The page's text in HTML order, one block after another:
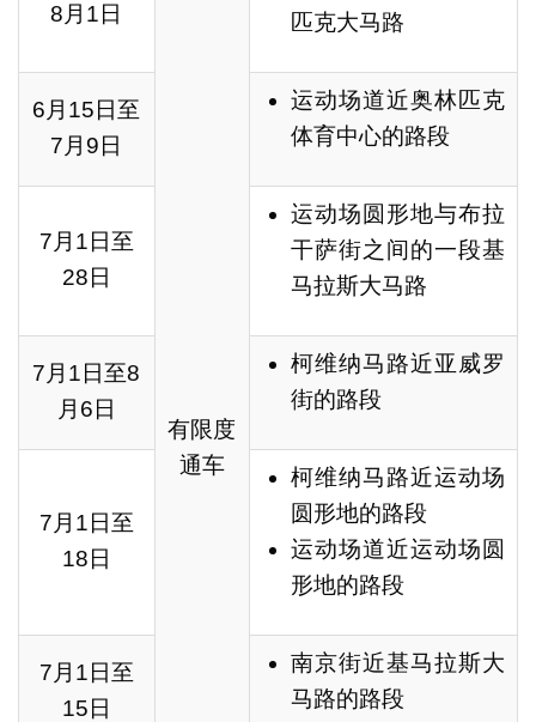
有限度
通车
8月1日
匹克大马路
6月15日至
7月9日
运动场道近奥林匹克
体育中心的路段
7月1日至
28日
运动场圆形地与布拉
干萨街之间的一段基
马拉斯大马路
7月1日至8
月6日
柯维纳马路近亚威罗
街的路段
7月1日至
18日
柯维纳马路近运动场
圆形地的路段
运动场道近运动场圆
形地的路段
7月1日至
15日
南京街近基马拉斯大
马路的路段